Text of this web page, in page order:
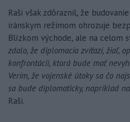
Raši však zdôraznil, že
iránskym režimom ohrozuje
Blízkom východe, ale na celom
zdalo, že diplomacia zvíťazí, žiaľ,
konfrontácii, ktorá bude mať
Verím, že vojenské útoky sa čo
sa bude diplomaticky, napríklad
Raši.